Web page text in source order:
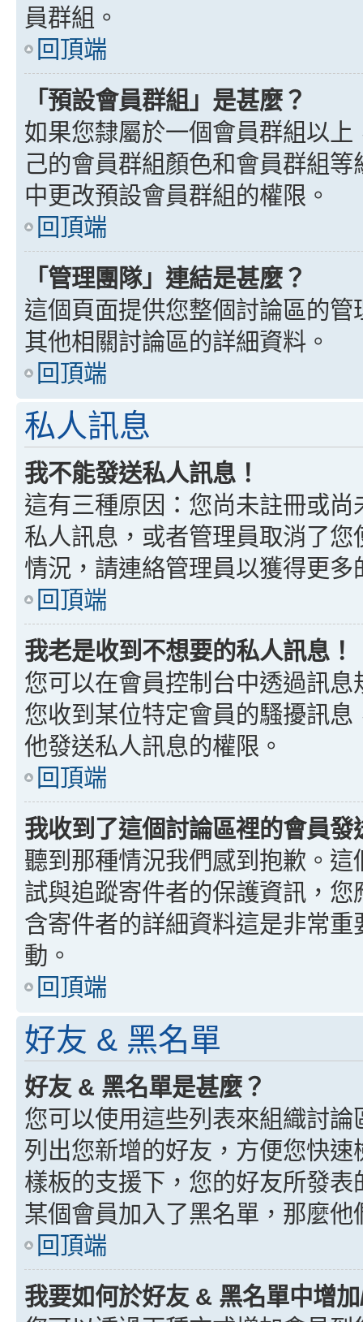
員群組。
回頂端
「預設會員群組」是甚麼？
如果您隸屬於一個會員群組以
己的會員群組顏色和會員群組
中更改預設會員群組的權限。
回頂端
「管理團隊」連結是甚麼？
這個頁面提供您整個討論區的
其他相關討論區的詳細資料。
回頂端
私人訊息
我不能發送私人訊息！
這有三種原因：您尚未註冊或
私人訊息，或者管理員取消了
情況，請連絡管理員以獲得更多
回頂端
我老是收到不想要的私人訊息！
您可以在會員控制台中透過訊
您收到某位特定會員的騷擾訊
他發送私人訊息的權限。
回頂端
我收到了這個討論區裡的會員
聽到那種情況我們感到抱歉。
試與追蹤寄件者的保護資訊，
含寄件者的詳細資料這是非常
動。
回頂端
好友 & 黑名單
好友 & 黑名單是甚麼？
您可以使用這些列表來組織討
列出您新增的好友，方便您快
樣板的支援下，您的好友所發
某個會員加入了黑名單，那麼
回頂端
我要如何於好友 & 黑名單中增